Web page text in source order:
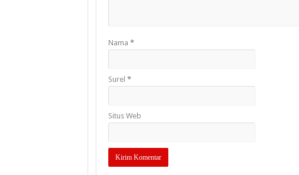
Nama *
Surel *
Situs Web